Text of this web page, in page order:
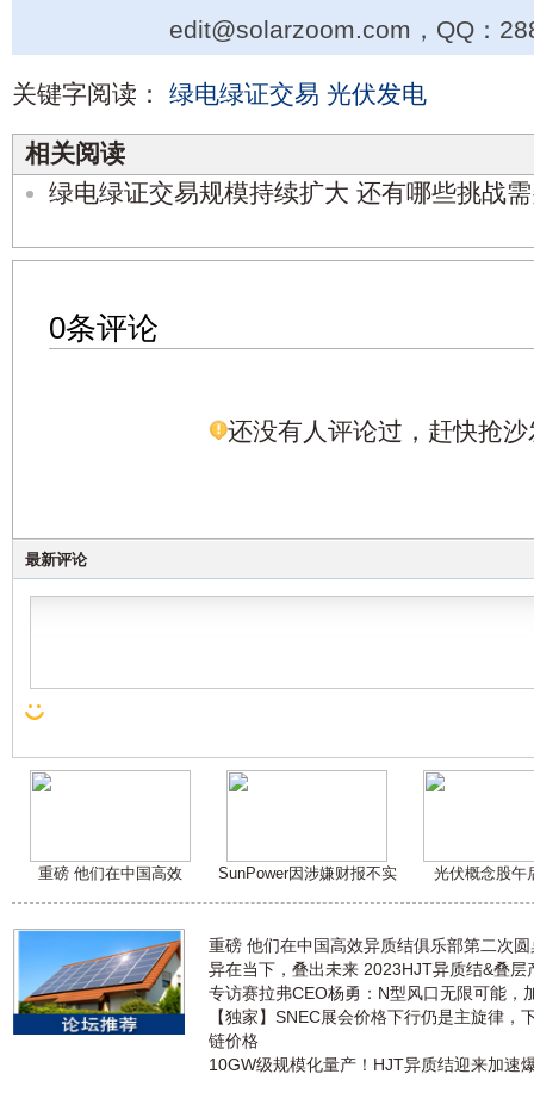
edit@solarzoom.com，QQ：
关键字阅读： 绿电绿证交易 光伏发电
相关阅读
绿电绿证交易规模持续扩大 还有哪些挑战
0条评论
还没有人评论过，赶快抢沙
最新评论
重磅 他们在中国高效 SunPower因涉嫌财报不实 光伏概念股午
重磅 他们在中国高效异质结俱乐部第二次
异在当下，叠出未来 2023HJT异质结&叠层
专访赛拉弗CEO杨勇：N型风口无限可能，
【独家】SNEC展会价格下行仍是主旋律，
链价格
10GW级规模化量产！HJT异质结迎来加速